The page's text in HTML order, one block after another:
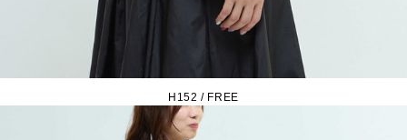
H152 / FREE